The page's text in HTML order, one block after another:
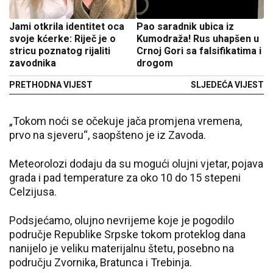
Jami otkrila identitet oca
svoje kćerke: Riječ je o
stricu poznatog rijaliti
zavodnika
PRETHODNA VIJEST
Pao saradnik ubica iz
Kumodraža! Rus uhapšen u
Crnoj Gori sa falsifikatima i
drogom
SLJEDEĆA VIJEST
„Tokom noći se očekuje jača promjena vremena,
prvo na sjeveru“, saopšteno je iz Zavoda.
Meteorolozi dodaju da su mogući olujni vjetar, pojava
grada i pad temperature za oko 10 do 15 stepeni
Celzijusa.
Podsjećamo, olujno nevrijeme koje je pogodilo
područje Republike Srpske tokom proteklog dana
nanijelo je veliku materijalnu štetu, posebno na
području Zvornika, Bratunca i Trebinja.